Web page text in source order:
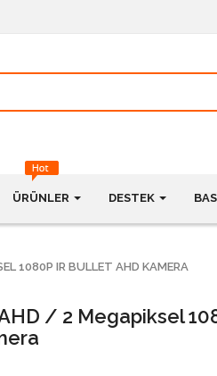
ÜRÜNLER DESTEK
1080P IR BULLET AHD KAMERA
/ 2 Megapiksel